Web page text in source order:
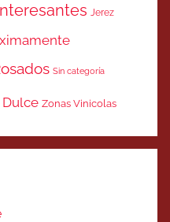
Interesantes Jerez
Sin categoría
Zonas Vinicolas